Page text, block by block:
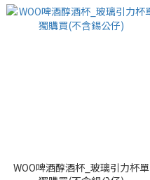
WOO啤酒醇酒杯_玻璃引力杯單